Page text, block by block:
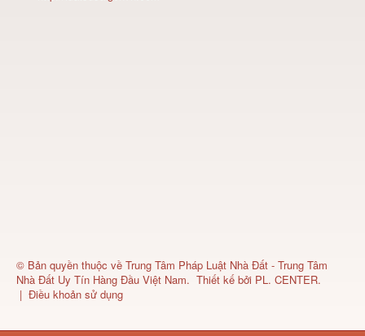
© Bản quyền thuộc về Trung Tâm Pháp Luật Nhà Đất - Trung Tâm
Nhà Đất Uy Tín Hàng Đầu Việt Nam. Thiết kế bởi PL. CENTER.
| Điều khoản sử dụng